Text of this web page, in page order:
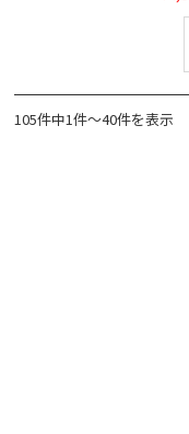
105件中1件～40件を表示